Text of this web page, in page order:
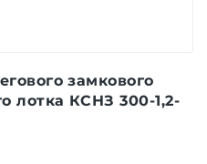
замкового
лотка КСНЗ 300-1,2-